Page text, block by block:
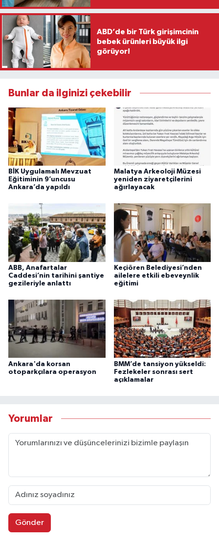
ABD’de bir Türk girişimcinin
bebek ürünleri büyük ilgi
görüyor!
Bunlar da ilginizi çekebilir
BİK Uygulamalı Mevzuat
Eğitiminin 9’uncusu
Ankara’da yapıldı
Malatya Arkeoloji Müzesi
yeniden ziyaretçilerini
ağırlayacak
ABB, Anafartalar
Caddesi’nin tarihini şantiye
gezileriyle anlattı
Keçiören Belediyesi’nden
ailelere etkili ebeveynlik
eğitimi
Ankara'da korsan
otoparkçılara operasyon
BMM’de tansiyon yükseldi:
Fezlekeler sonrası sert
açıklamalar
Yorumlar
Gönder